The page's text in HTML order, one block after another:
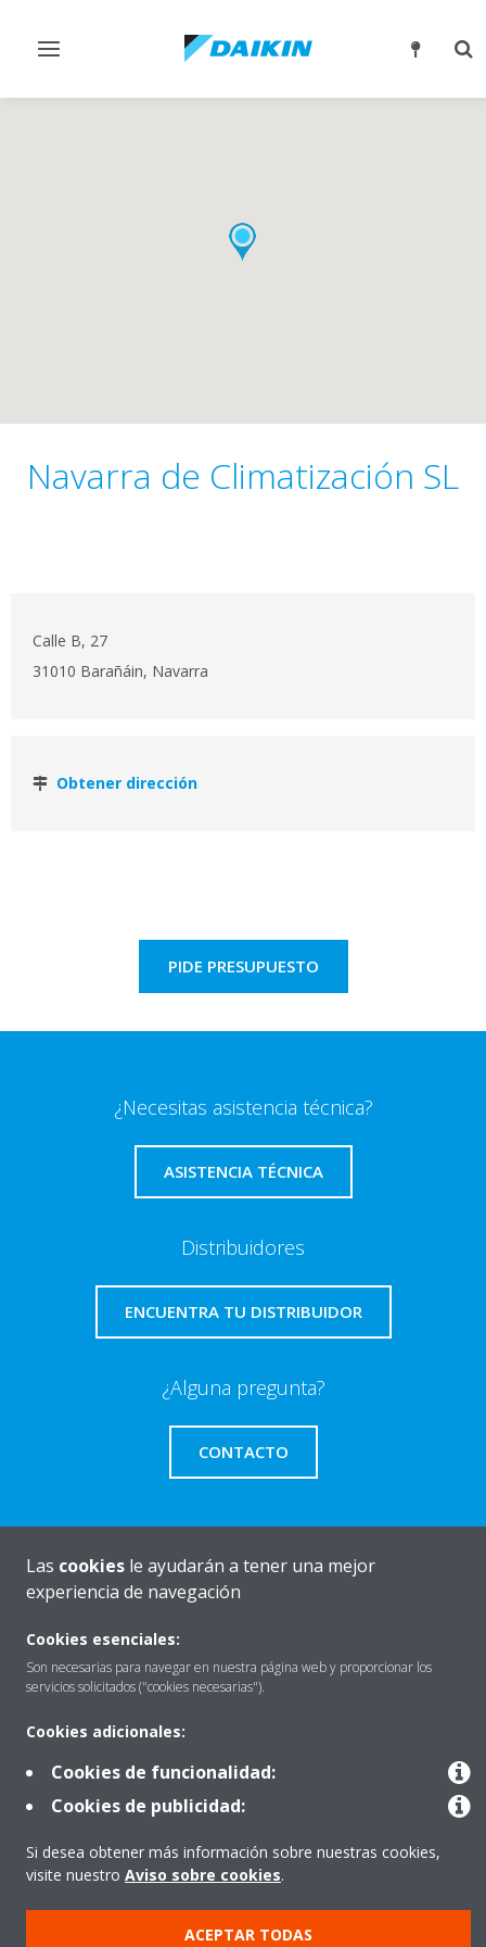
Alternar
Navarra de Climatización SL
Calle B, 27
31010 Barañáin, Navarra
Obtener dirección
PIDE PRESUPUESTO
¿Necesitas asistencia técnica?
ASISTENCIA TÉCNICA
Distribuidores
ENCUENTRA TU DISTRIBUIDOR
¿Alguna pregunta?
CONTACTO
Quiénes somos
Destacados
Contactar con Daikin
Copyright © Daikin
Las cookies le ayudarán a tener una mejor
experiencia de navegación
Cookies esenciales:
Son necesarias para navegar en nuestra página web y proporcionar los
servicios solicitados ("cookies necesarias").
Cookies adicionales:
Cookies de funcionalidad:
Cookies de publicidad:
Si desea obtener más información sobre nuestras cookies,
visite nuestro Aviso sobre cookies.
ACEPTAR TODAS